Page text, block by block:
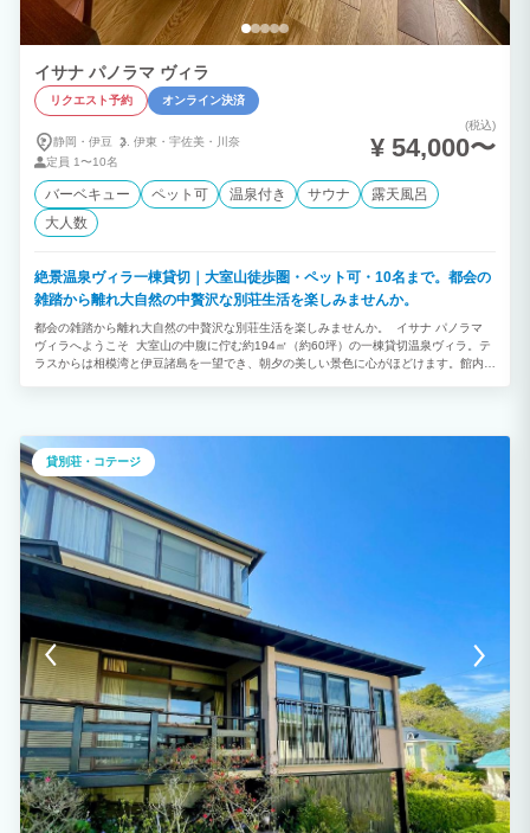
イサナ パノラマ ヴィラ
リクエスト予約 オンライン決済
静岡・伊豆 伊東・ 宇佐美・
川奈
定員 1〜10名
(税込)
¥ 54,000〜
バーベキュー ペット可 温泉付き サウナ
露天風呂
大人数
絶景温泉ヴィラ一棟貸切｜大室山徒歩圏・ペット可・10名まで。都会の
雑踏から離れ大自然の中贅沢な別荘生活を楽しみませんか。
都会の雑踏から離れ大自然の中贅沢な別荘生活を楽しみませんか。 イサナ パノラマ
ヴィラへようこそ 大室山の中腹に佇む約194㎡（約60坪）の一棟貸切温泉ヴィラ。テ
ラスからは相模湾と伊豆諸島を一望でき、朝夕の美しい景色に心がほどけます。館内に
井のリビングと広々としたテラスにはBBQグリルとピザ窯を備え、テラスではBBQや
ピザづくりもお楽しみいただけます（別途料金）。 わんちゃん同伴も可能で、大室山
リフトやシャボテン公園まで徒歩圏内。家族旅行やグループ滞在に最適な、静かな癒し
の隠れ家です。 【 料金について】 1：追加料金について わんちゃんの料金は1匹あ
たり2,000円です。3匹目以降は1匹1泊につき3,000円を頂戴いたします。Tabilmoのご
予約時にゲスト人数に含めてご入力いただくか、ご予約後に現地にてお支払いくださ
い。 ・超大型犬はご相談ください 【BBQ・ピザ窯】 敷地内には炭火焼き、ピザ窯等
の設備がございます。 大変恐縮ですが、BBQセット及びピザ釜をご利用の際はBBQ設
備利用料をいただいております。 ・炭をお持ち込みの場合：4名様まで 1,000円、以降
1名様ごとに＋300円 ・炭をレンタルされる場合：4名様まで 1,500円、以降1名様ごと
に＋300円 （BBQ設備・ピザ窯利用料込み） 【設備・アメニティ一覧】 各種アメニ
ティをご利用いただけます。フェイスタオルとバスタオルについては3泊以上の場合は
2回分のご用意となります。洗濯機がございますのでご活用ください。 1：アメニティ
歯ブラシ／ヘアブラシ／シャンプー／コンディショナー／ボディーソープ／ハンドウォ
ッシュ／室内スリッパ 2：リネン バスタオル／フェイスタオル／バスマット ※ す
べて持ち帰りはご遠慮ください 3：設備 内湯（温泉）／露天風呂（夏季は水風呂とし
ても利用可）／室内シャワー／キッチン（ガスコンロ3口）／ウォシュレット付きトイ
レ（2つ） 4：キッチン 冷蔵庫／オーブンレンジ／トースター／炊飯器／ケトル
5：キッチンまわり 豊富な食器類／グラス／ワイングラス／カトラリー／コースター
／包丁／まな板／鍋／ざる・ボウル（大・中・小）／ワインオープナー／トングやお
玉、ピーラー、菜箸などの一般的な調理器具／ラップ／アルミホイルその他調味料
6：電化製品 その他 エアコン／掃除機／洗濯機／ドライヤー 7：屋外備品 その他
ス暖炉（炭火BBQ暖炉）／ピザ窯／外用サンダル バルコニーではBBQも楽しめ、天気
貸別荘・コテージ